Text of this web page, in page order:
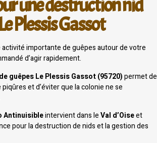
une destruction nid
Plessis Gassot
importante de guêpes autour de votre
d’agir rapidement.
guêpes Le Plessis Gassot (95720)permet de
et d’éviter que la colonie ne se
Antinuisibleintervient dans leVal d’Oiseet
pour la destruction de nids et la gestion des